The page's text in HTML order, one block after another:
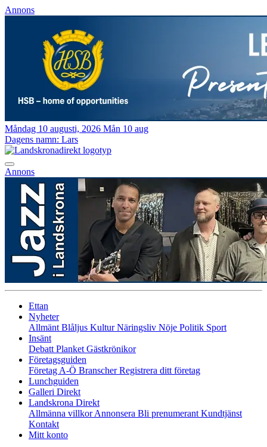
Annons
Måndag 10 augusti, 2026 Mån 10 aug
Dagens namn: Lars
Annons
Ettan
Nyheter
Allmänt Blåljus KulturNäringsliv Nöje Politik Sport
Insänt
Debatt Planket Gästkrönikor
Företagsguiden
Företag A-Ö BranscherRegistrera ditt företag
Lunchguiden
Galleri Direkt
Landskrona Direkt
Allmänna villkorAnnonsera Bli prenumerant Kundtjänst
Kontakt
Mitt konto